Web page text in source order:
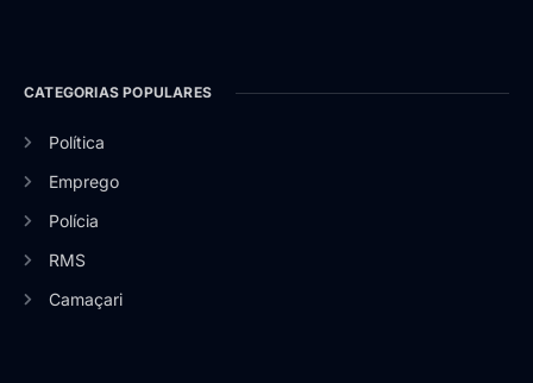
CATEGORIAS POPULARES
Política
Emprego
Polícia
RMS
Camaçari